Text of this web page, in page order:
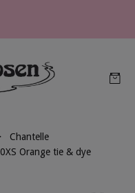
Chantelle
Orange tie & dye